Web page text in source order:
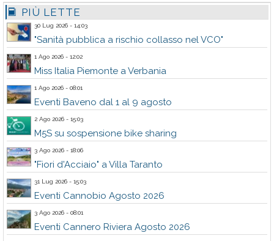
PIÙ LETTE
30 Lug 2026 - 14:03
"Sanità pubblica a rischio collasso nel VCO"
1 Ago 2026 - 12:02
Miss Italia Piemonte a Verbania
1 Ago 2026 - 08:01
Eventi Baveno dal 1 al 9 agosto
2 Ago 2026 - 15:03
M5S su sospensione bike sharing
3 Ago 2026 - 18:06
"Fiori d'Acciaio" a Villa Taranto
31 Lug 2026 - 15:03
Eventi Cannobio Agosto 2026
3 Ago 2026 - 08:01
Eventi Cannero Riviera Agosto 2026